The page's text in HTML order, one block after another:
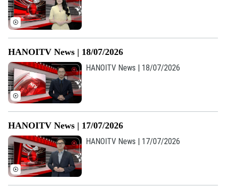
HANOITV News | 18/07/2026
HANOITV News | 18/07/2026
HANOITV News | 17/07/2026
HANOITV News | 17/07/2026